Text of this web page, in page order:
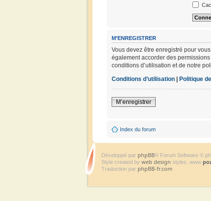
M’ENREGISTRER
Vous devez être enregistré pour
également accorder des
conditions d’utilisation et de notre
Conditions d’utilisation | Politique
M’enregistrer
Index du forum
Développé par phpBB® Forum Software ©
Style created by web design styles, www
Traduction par phpBB-fr.com